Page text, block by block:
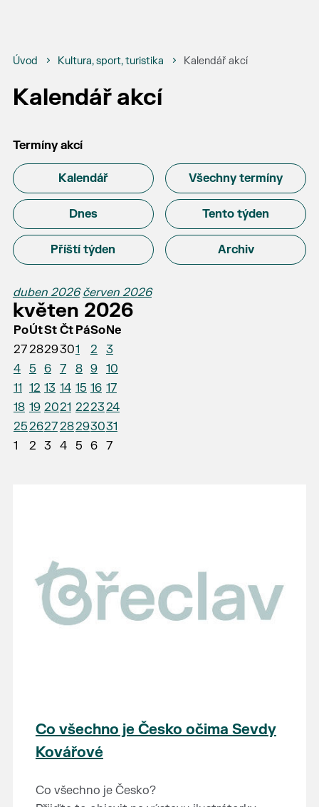
Úvod Kultura, sport, turistika Kalendář akcí
Kalendář akcí
Termíny akcí
Kalendář Všechny termíny
Dnes Tento týden
Příští týden Archiv
duben 2026 červen 2026
květen 2026
PoÚtSt Čt PáSoNe
272829301 2
3
4
5 6 7 8 9
10
11 12 13 14 15 16 17
18 19 2021 222324
25262728293031
1
2 3 4 5 6 7
Co všechno je Česko očima Sevdy
Kovářové
Co všechno je Česko?